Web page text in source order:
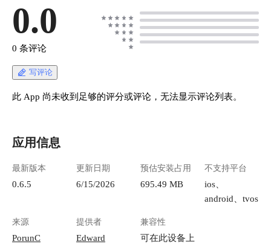
0.0
0 条评论
写评论
此 App 尚未收到足够的评分或评论，无法显示评论列表。
应用信息
最新版本
0.6.5
更新日期
6/15/2026
预估安装占用
695.49 MB
不支持平台
ios、
android、tvos
来源
PorunC
提供者
Edward
兼容性
可在此设备上